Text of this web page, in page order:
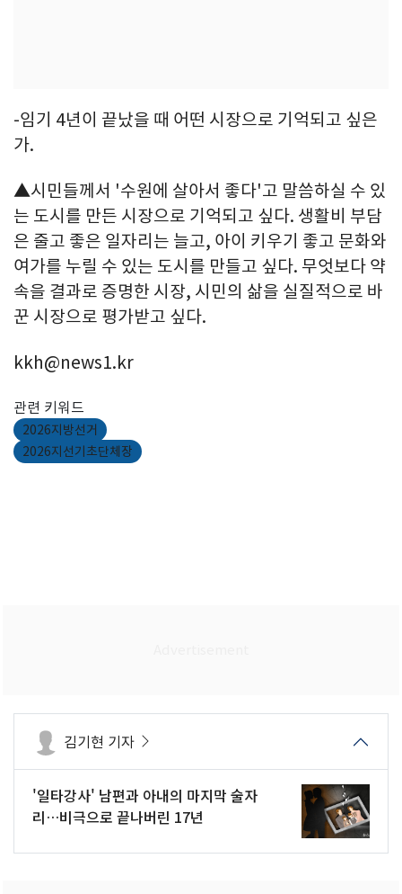
-임기 4년이 끝났을 때 어떤 시장으로 기억되고 싶은
가.
▲시민들께서 '수원에 살아서 좋다'고 말씀하실 수 있
는 도시를 만든 시장으로 기억되고 싶다. 생활비 부담
은 줄고 좋은 일자리는 늘고, 아이 키우기 좋고 문화와
여가를 누릴 수 있는 도시를 만들고 싶다. 무엇보다 약
속을 결과로 증명한 시장, 시민의 삶을 실질적으로 바
꾼 시장으로 평가받고 싶다.
kkh@news1.kr
관련 키워드
2026지방선거
2026지선기초단체장
김기현 기자
'일타강사' 남편과 아내의 마지막 술자
리…비극으로 끝나버린 17년